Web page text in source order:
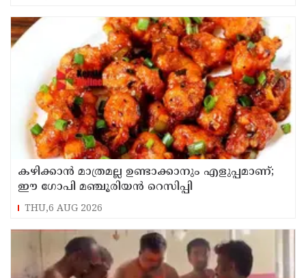
കഴിക്കാൻ മാത്രമല്ല ഉണ്ടാക്കാനും എളുപ്പമാണ്;
ഈ ഗോപി മഞ്ചൂരിയൻ റെസിപ്പി
THU,6 AUG 2026